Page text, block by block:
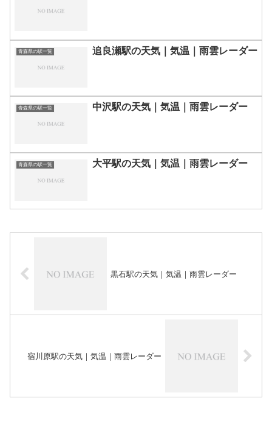
青森県の駅一覧 追良瀬駅の天気｜気温｜雨雲レーダー
青森県の駅一覧 中沢駅の天気｜気温｜雨雲レーダー
青森県の駅一覧 大平駅の天気｜気温｜雨雲レーダー
黒石駅の天気｜気温｜雨雲レーダー
宿川原駅の天気｜気温｜雨雲レーダー